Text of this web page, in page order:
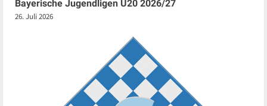
Bayerische Jugendligen U20 2026/27
26. Juli 2026